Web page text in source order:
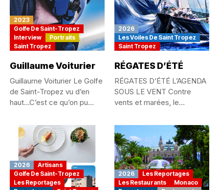
2023
Golfe De Saint-Tropez
Interview
Portraits
Saint Tropez
Guillaume Voiturier
Guillaume Voiturier Le Golfe
de Saint-Tropez vu d’en
haut…C’est ce qu’on pu...
2026
Les Voiles De Saint Tropez
Saint Tropez
RÉGATES D’ÉTÉ
RÉGATES D’ÉTÉ L’AGENDA
SOUS LE VENT Contre
vents et marées, le
2026
Artisans
Golfe De Saint-Tropez
Les Reportages
2026
Les Reportages
Les Restaurants
Monaco